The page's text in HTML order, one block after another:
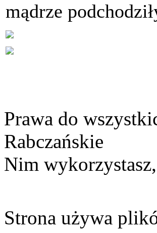
mądrze
Prawa do
Rabczańskie
Nim
Strona używa